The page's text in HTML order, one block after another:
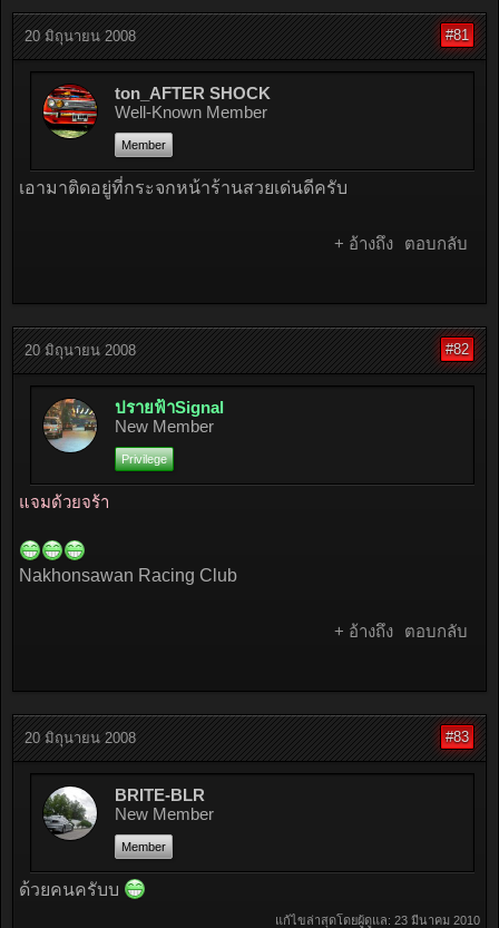
20 มิถุนายน 2008 #81
ton_AFTER SHOCK
Well-Known Member
Member
เอามาติดอยู่ที่กระจกหน้าร้านสวยเด่นดีครับ
+ อ้างถึง ตอบกลับ
20 มิถุนายน 2008 #82
ปรายฟ้าSignal
New Member
Privilege
แจมด้วยจร้า
Nakhonsawan Racing Club
+ อ้างถึง ตอบกลับ
20 มิถุนายน 2008 #83
BRITE-BLR
New Member
Member
ด้วยคนครับบ
แก้ไขล่าสุดโดยผู้ดูแล: 23 มีนาคม 2010